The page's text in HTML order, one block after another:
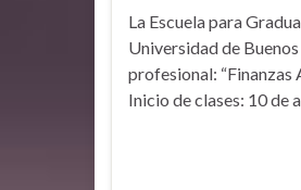
La Escuela para
Universidad de
profesional: “Finanzas
Inicio de clases: 10 de